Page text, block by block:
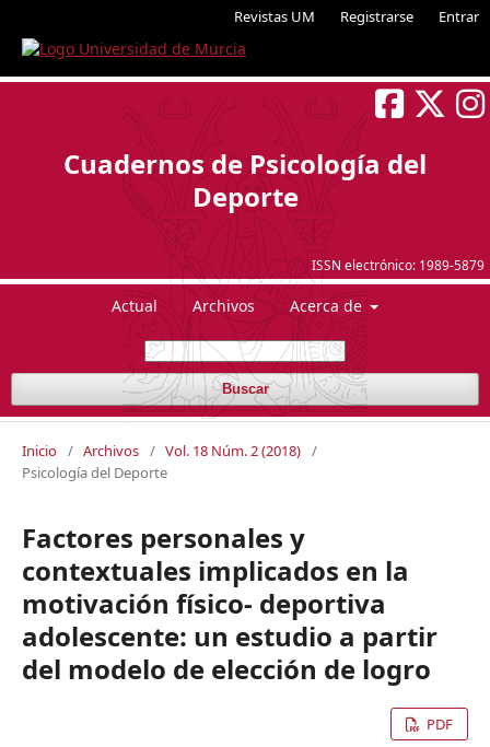
Revistas UM Registrarse Entrar
ISSN electrónico: 1989-5879
Cuadernos de Psicología del
Deporte
Actual Archivos Acerca de
Buscar
Inicio / Archivos / Vol. 18 Núm. 2 (2018) /
Psicología del Deporte
Factores personales y
contextuales implicados en la
motivación físico- deportiva
adolescente: un estudio a partir
del modelo de elección de logro
PDF